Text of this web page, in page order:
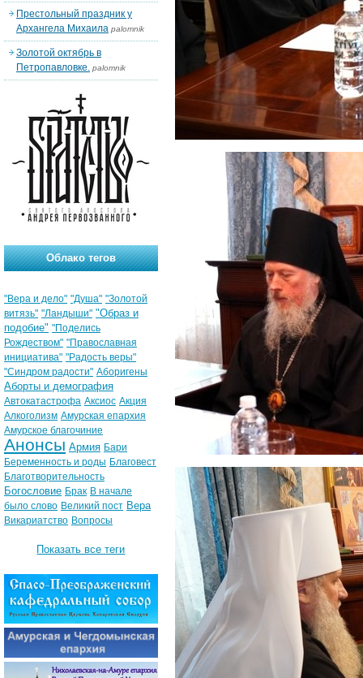
Престольный праздник у
Архангела Михаила palomnik
Золотой октябрь в
Петропавловке. palomnik
Облако тегов
"Вера и дело" "Душа" "Золотой
витязь" "Ландыши" "Образ и
подобие" "Поделись
Рождеством" "Православная
инициатива" "Радость веры"
"Синдром радости" Аборигены
Аборты и демография
Автокатастрофа Аксиос Акция
Алкоголизм Амурская епархия
Амурское благочиние
Анонсы Армия Бари
Беременность и роды Благовест
Благотворительность
Богословие Брак В начале
было слово Великий пост Вера
Викариатство Вопросы
Показать все теги